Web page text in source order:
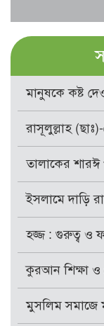
মানুষকে কষ্ট
রাসূলুল্লাহ
তালাকের শারঈ
ইসলামে দাড়ি
হজ্জ : গুরুত্ব ও
কুরআন শিক্ষা
মুসলিম সমাজে